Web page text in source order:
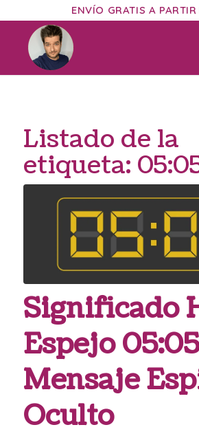
ENVÍO GRATIS A
Listado de la
etiqueta:
Significado
Espejo
Mensaje
Oculto